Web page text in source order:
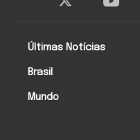
Últimas Notícias
Brasil
Mundo